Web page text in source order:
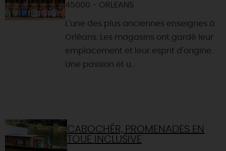
45000 - ORLEANS
L'une des plus anciennes enseignes à
Orléans. Les magasins ont gardé leur
emplacement et leur esprit d'origine.
Une passion et u...
CABOCHÉR, PROMENADES EN
TOUE INCLUSIVE